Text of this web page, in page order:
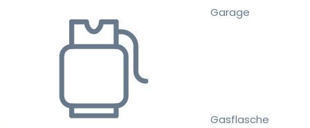
Garage
Gasflasche